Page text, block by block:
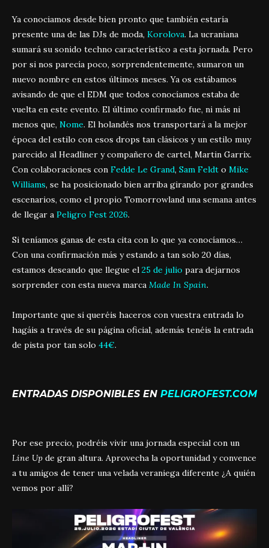
Ya conociamos desde bien pronto que también estaría
presente una de las DJs de moda, Korolova. La ucraniana
sumará su sonido techno característico a esta jornada. Pero
por si nos parecía poco, sorprendentemente, sumaron un
nuevo nombre en estos últimos meses. Ya os estábamos
avisando de que el EDM que todos conocíamos estaba de
vuelta en este evento. El último confirmado fue, ni más ni
menos que, Nome. El holandés nos transportará a la mejor
época del estilo con esos drops tan clásicos y un estilo muy
parecido al Headliner y compañero de cartel, Martin Garrix.
Con colaboraciones con Fedde Le Grand, Sam Feldt o Mike
Williams, se ha posicionado bien arriba girando por grandes
escenarios, como el propio Tomorrowland una semana antes
de llegar a Peligro Fest 2026.
Si teníamos ganas de esta cita con lo que ya conocíamos…
Con una confirmación más y estando a tan solo 20 días,
estamos deseando que llegue el 25 de julio para dejarnos
sorprender con esta nueva marca Made In Spain.
Importante que si queréis haceros con vuestra entrada lo
hagáis a través de su página oficial, además tenéis la entrada
de pista por tan solo 44€.
ENTRADAS DISPONIBLES EN PELIGROFEST.COM
Por ese precio, podréis vivir una jornada especial con un
Line Up de gran altura. Aprovecha la oportunidad y convence
a tu amigos de tener una velada veraniega diferente ¿A quién
vemos por allí?